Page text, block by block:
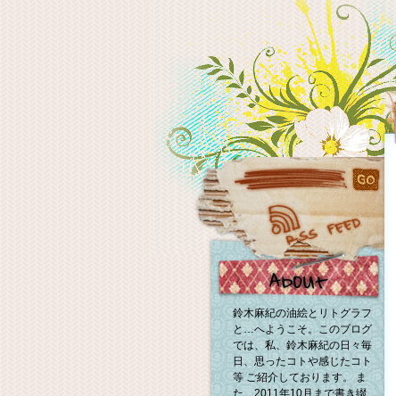
鈴木麻紀の油絵とリトグラフ
と…へようこそ。このブログ
では、私、鈴木麻紀の日々毎
日、思ったコトや感じたコト
等 ご紹介しております。 ま
た、2011年10月まで書き綴